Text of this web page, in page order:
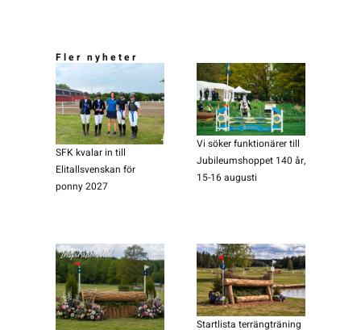
Fler nyheter
SFK kvalar in till
Elitallsvenskan för
ponny 2027
Vi söker funktionärer till
Jubileumshoppet 140 år,
15-16 augusti
Startlista terrängträning